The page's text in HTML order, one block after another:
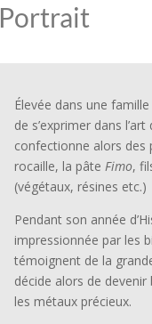
Portrait
Élevée dans une
de s’exprimer dans
confectionne alors des
rocaille, la pâteFimo,
(végétaux, résines etc.)
Pendant son année
impressionnée par les
témoignent de la
décide alors de
les métaux précieux.